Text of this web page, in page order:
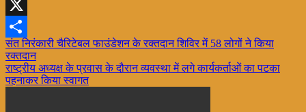
WhatsApp
X
Share
Post
navigation
संत निरंकारी चैरिटेबल फाउंडेशन के रक्तदान शिविर में 58 लोगों ने किया
रक्तदान
राष्ट्रीय अध्यक्ष के प्रवास के दौरान व्यवस्था में लगे कार्यकर्ताओं का पटका
पहनाकर किया स्वागत